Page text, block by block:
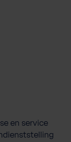
en service